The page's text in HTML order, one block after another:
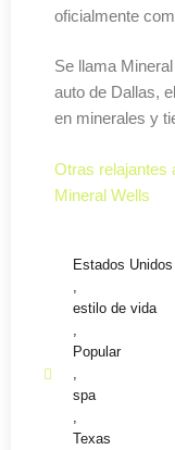
oficialmente
Se llama
auto de Dallas,
en minerales y
Otras relajantes
Mineral Wells
Estados Unidos
,
estilo de vida
,
Popular
,
spa
,
Texas